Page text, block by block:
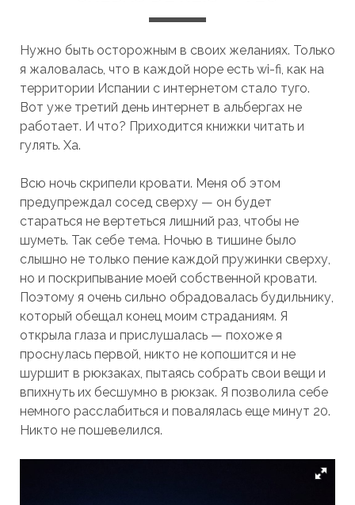
NEW YORK
NEW ZEALAND
Нужно быть осторожным в своих желаниях. Только
я жаловалась, что в каждой норе есть wi-fi, как на
территории Испании с интернетом стало туго.
Вот уже третий день интернет в альбергах не
работает. И что? Приходится книжки читать и
гулять. Ха.
Всю ночь скрипели кровати. Меня об этом
предупреждал сосед сверху — он будет
стараться не вертеться лишний раз, чтобы не
шуметь. Так себе тема. Ночью в тишине было
слышно не только пение каждой пружинки сверху,
но и поскрипывание моей собственной кровати.
Поэтому я очень сильно обрадовалась будильнику,
который обещал конец моим страданиям. Я
открыла глаза и прислушалась — похоже я
проснулась первой, никто не копошится и не
шуршит в рюкзаках, пытаясь собрать свои вещи и
впихнуть их бесшумно в рюкзак. Я позволила себе
немного расслабиться и повалялась еще минут 20.
Никто не пошевелился.